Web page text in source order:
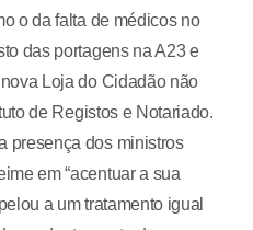
o da falta de médicos no
das portagens na A23 e
Loja do Cidadão não
de Registos e Notariado.
presença dos ministros
em “acentuar a sua
a um tratamento igual